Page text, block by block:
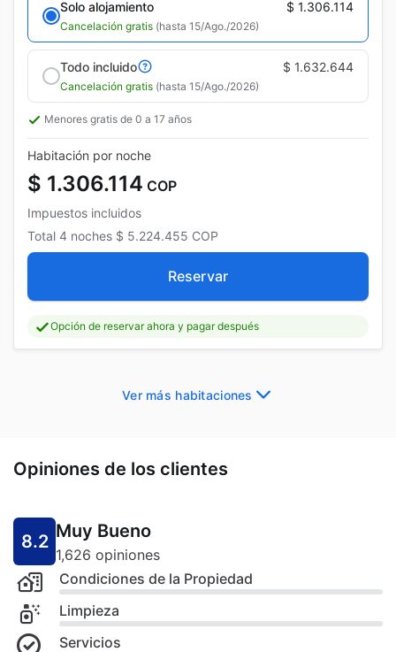
Solo alojamiento $ 1.306.114
Cancelación gratis (hasta 15/Ago./2026)
Todo incluido $ 1.632.644
Cancelación gratis (hasta 15/Ago./2026)
Menores gratis de 0 a 17 años
Habitación por noche
$ 1.306.114 COP
Impuestos incluidos
Total 4 noches $ 5.224.455 COP
Reservar
Opción de reservar ahora y pagar después
Ver más habitaciones
Opiniones de los clientes
8.2 Muy Bueno
1,626 opiniones
Condiciones de la Propiedad
Limpieza
Servicios